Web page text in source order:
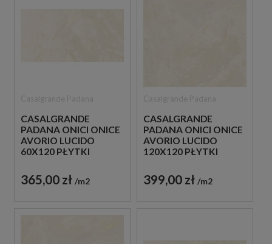
CASALGRANDE
PADANA ONICI ONICE
AVORIO LUCIDO
60X120 PŁYTKI
KAMIEŃ
365,00 zł m2
CASALGRANDE
PADANA ONICI ONICE
AVORIO LUCIDO
120X120 PŁYTKI
KAMIEŃ
399,00 zł m2